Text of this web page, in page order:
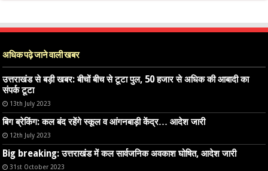
अधिक पढ़े जाने वाली खबर
उत्तराखंड से बड़ी खबर: बीचों बीच से टूटा पुल, 50 हजार से अधिक की आबादी का
संपर्क टूटा
13th July 2023
बिग ब्रेकिंग: कल बंद रहेंगे स्कूल व आंगनबाड़ी केंद्र… आदेश जारी
12th July 2023
Big breaking: उत्तराखंड में कल सार्वजनिक अवकाश घोषित, आदेश जारी
31st October 2023